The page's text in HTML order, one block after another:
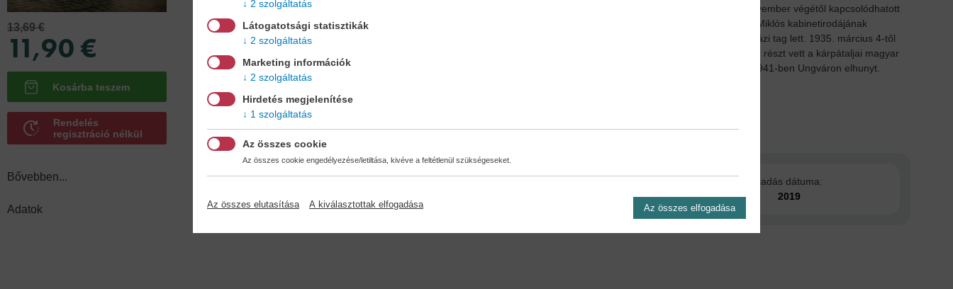
13,69 €
11,90 €
Rendelés
regisztráció nélkül
Bővebben...
Adatok
október végén került haza ezrede a frontról. Kozma huszárkapitány ekkor spanyolnáthában megbetegedett, s csak 1918 november végétől kapcsolódhatott
be az eseményekbe. 1919-ben Szegeden a Nemzeti Hadsereg propaganda- és védelmi osztályának vezetője, majd Horthy Miklós kabinetirodájának
katonapolitikai referense. 1922 októberétől az MTI, 1925-től a Magyar Telefonhírmondó és Rádió Rt. elnöke, 1934-től felsőházi tag lett. 1935. március 4-től
1937. február 3-ig a Gömbös-, majd Darányi-kormány belügyminisztere. 1937. márciusától újra az MTI vezetője. 1938 őszén részt vett a kárpátaljai magyar
fegyveres akciók politika irányításában. 1940-től kinevezték a visszacsatolt Kárpátalja kormányzói biztosának, nemsokára, 1941-ben Ungváron elhunyt.
Adatok
Kiadás dátuma:
2019
2 szolgáltatás
Látogatotsági statisztikák
2 szolgáltatás
Marketing információk
2 szolgáltatás
Hirdetés megjelenítése
1 szolgáltatás
Az összes cookie
Az összes cookie engedélyezése/letiltása, kivéve a feltétlenül szükségeseket.
Az összes elutasítása A kiválasztottak elfogadása Az összes elfogadása